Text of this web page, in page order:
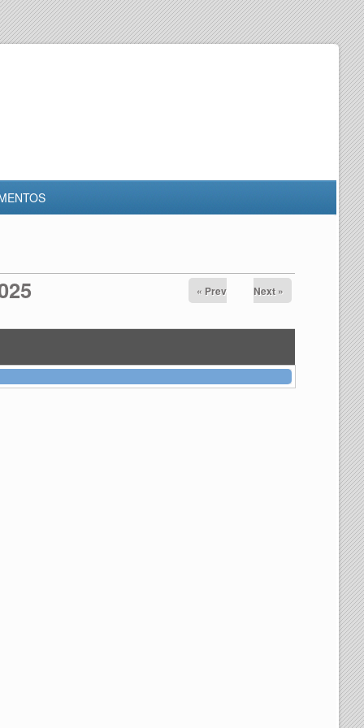
« Prev Next »